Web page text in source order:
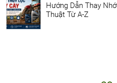
Hướng Dẫn Thay
Thuật Từ A-Z